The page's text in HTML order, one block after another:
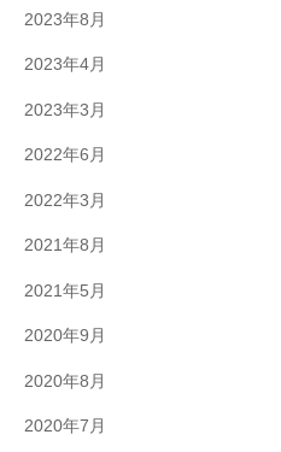
2023年8月
2023年4月
2023年3月
2022年6月
2022年3月
2021年8月
2021年5月
2020年9月
2020年8月
2020年7月